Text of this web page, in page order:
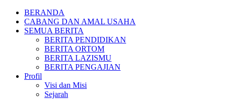
BERANDA
CABANG DAN AMAL USAHA
SEMUA BERITA
BERITA PENDIDIKAN
BERITA ORTOM
BERITA LAZISMU
BERITA PENGAJIAN
Profil
Visi dan Misi
Sejarah